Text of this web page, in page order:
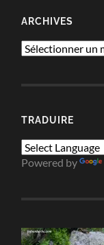
ARCHIVES
Archives
TRADUIRE
Powered by